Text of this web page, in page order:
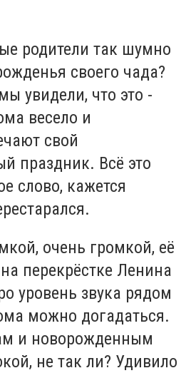
родители так шумно
своего чада?
увидели, что это -
весело и
свой
праздник. Всё это
слово, кажется
очень громкой, её
перекрёстке Ленина
уровень звука рядом
можно догадаться.
и новорожденным
не так ли? Удивило